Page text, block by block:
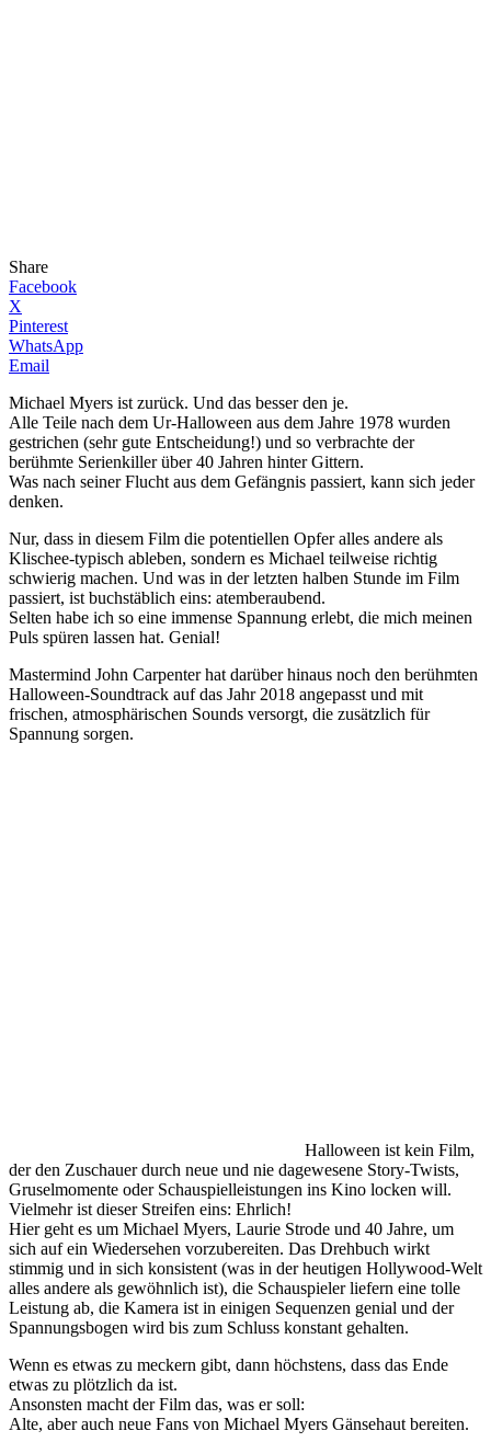
Share
Facebook
X
Pinterest
WhatsApp
Email
Michael Myers ist zurück. Und das besser den je.
Alle Teile nach dem Ur-Halloween aus dem Jahre 1978 wurden
gestrichen (sehr gute Entscheidung!) und so verbrachte der
berühmte Serienkiller über 40 Jahren hinter Gittern.
Was nach seiner Flucht aus dem Gefängnis passiert, kann sich jeder
denken.
Nur, dass in diesem Film die potentiellen Opfer alles andere als
Klischee-typisch ableben, sondern es Michael teilweise richtig
schwierig machen. Und was in der letzten halben Stunde im Film
passiert, ist buchstäblich eins: atemberaubend.
Selten habe ich so eine immense Spannung erlebt, die mich meinen
Puls spüren lassen hat. Genial!
Mastermind John Carpenter hat darüber hinaus noch den berühmten
Halloween-Soundtrack auf das Jahr 2018 angepasst und mit
frischen, atmosphärischen Sounds versorgt, die zusätzlich für
Spannung sorgen.
Halloween ist kein Film,
der den Zuschauer durch neue und nie dagewesene Story-Twists,
Gruselmomente oder Schauspielleistungen ins Kino locken will.
Vielmehr ist dieser Streifen eins: Ehrlich!
Hier geht es um Michael Myers, Laurie Strode und 40 Jahre, um
sich auf ein Wiedersehen vorzubereiten. Das Drehbuch wirkt
stimmig und in sich konsistent (was in der heutigen Hollywood-Welt
alles andere als gewöhnlich ist), die Schauspieler liefern eine tolle
Leistung ab, die Kamera ist in einigen Sequenzen genial und der
Spannungsbogen wird bis zum Schluss konstant gehalten.
Wenn es etwas zu meckern gibt, dann höchstens, dass das Ende
etwas zu plötzlich da ist.
Ansonsten macht der Film das, was er soll:
Alte, aber auch neue Fans von Michael Myers Gänsehaut bereiten.